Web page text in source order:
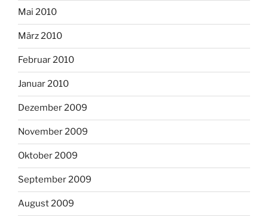
Mai 2010
März 2010
Februar 2010
Januar 2010
Dezember 2009
November 2009
Oktober 2009
September 2009
August 2009